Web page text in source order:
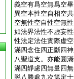
義空有爲空無爲空
異空本性空自相空
空無性空自性空無
如法界法性不虚妄
性法定法住實際虚
滿四念住四正斷四
八聖道支。亦能圓
滿四靜慮四無量四
脱八勝處九次第定